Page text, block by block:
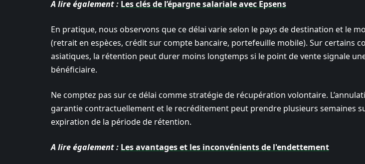
A lire également : Les clés de l’épargne salariale avec Epsens
En pratique, nous observons que ce délai varie selon le pays de destination et le
(retrait en espèces, crédit sur compte bancaire, portefeuille mobile). Sur certains
asiatiques, la rétention peut durer moins longtemps si le point de vente signale
bénéficiaire.
Ne comptez pas sur ce délai comme stratégie de récupération volontaire.
garantie contractuellement et le recréditement peut prendre plusieurs semaines
expiration de la période de rétention.
A lire également : Les avantages et les inconvénients de l'endettement